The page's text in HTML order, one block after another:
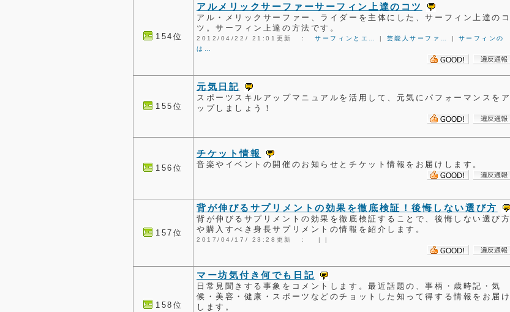
154位
アルメリックサーファーサーフィン上達のコツ
アル・メリックサーファー、ライダーを主体にした、サーフィン上達のコ
ツ。サーフィン上達の方法です。
2012/04/22/ 21:01更新 ：サーフィンとエ… | 芸能人サーファ… | サーフィンの
は…
155位
元気日記
スポーツスキルアップマニュアルを活用して、元気にパフォーマンスをア
ップしましょう！
156位
チケット情報
音楽やイベントの開催のお知らせとチケット情報をお届けします。
157位
背が伸びるサプリメントの効果を徹底検証！後悔しない選び方
背が伸びるサプリメントの効果を徹底検証することで、後悔しない選び方
や購入すべき身長サプリメントの情報を紹介します。
2017/04/17/ 23:28更新 ： | |
158位
マー坊気付き何でも日記
日常見聞きする事象をコメントします。最近話題の、事柄・歳時記・気
候・美容・健康・スポーツなどのチョットした知って得する情報をお届け
します。